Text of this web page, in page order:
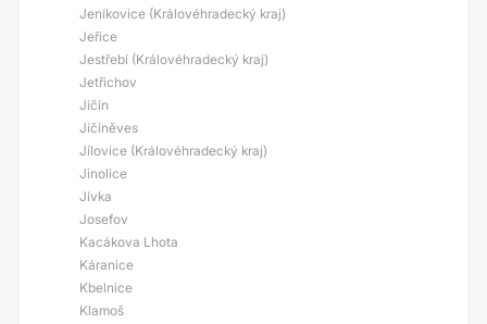
Jeníkovice (Královéhradecký kraj)
Jeřice
Jestřebí (Královéhradecký kraj)
Jetřichov
Jičín
Jičíněves
Jílovice (Královéhradecký kraj)
Jinolice
Jívka
Josefov
Kacákova Lhota
Káranice
Kbelnice
Klamoš